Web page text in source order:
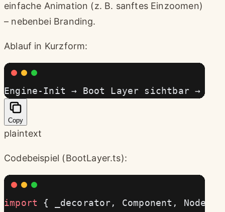
einfache Animation (z. B. sanftes Einzoomen)
– nebenbei Branding.
Ablauf in Kurzform:
Engine-Init → Boot Layer sichtbar →
Copy
plaintext
Codebeispiel (BootLayer.ts):
import { _decorator, Component, Node,